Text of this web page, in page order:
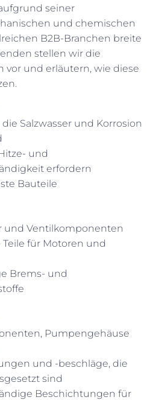
seiner
und chemischen
B2B-Branchen breite
stellen wir die
vor und erläutern, wie diese
Salzwasser und Korrosion
und
erfordern
Bauteile
und Ventilkomponenten
für Motoren und
Brems- und
Pumpengehäuse
und -beschläge, die
sind
Beschichtungen für